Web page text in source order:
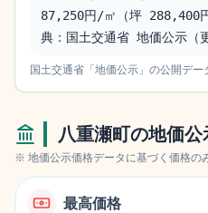
87,250円/㎡（坪 288,400
典：国土交通省 地価公示（
国土交通省「地価公示」の公開デー
八重瀬町の地価公
※ 地価公示価格データに基づく価格の
最高価格